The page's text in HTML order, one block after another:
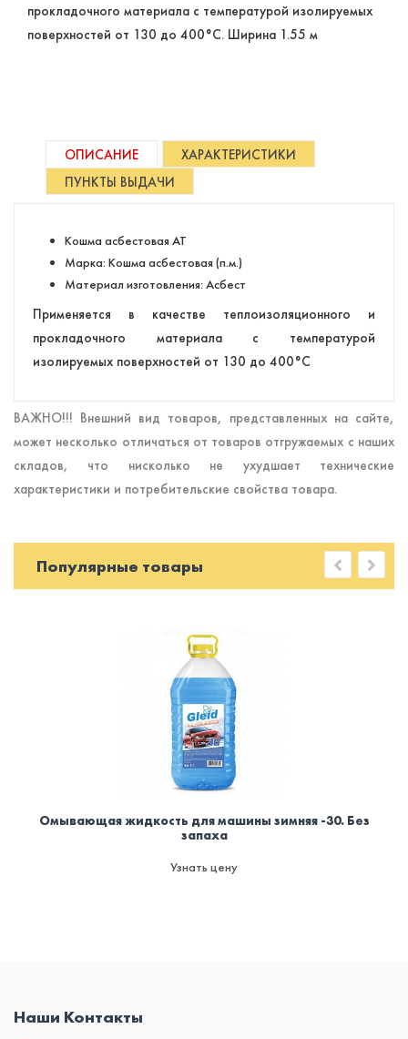
прокладочного материала с температурой изолируемых
поверхностей от 130 до 400°С. Ширина 1.55 м
ОПИСАНИЕ
ХАРАКТЕРИСТИКИ
ПУНКТЫ ВЫДАЧИ
Кошма асбестовая АТ
Марка: Кошма асбестовая (п.м.)
Материал изготовления: Асбест
Применяется в качестве теплоизоляционного и
прокладочного материала с температурой
изолируемых поверхностей от 130 до 400°С
ВАЖНО!!! Внешний вид товаров, представленных на сайте,
может несколько отличаться от товаров отгружаемых с наших
складов, что нисколько не ухудшает технические
характеристики и потребительские свойства товара.
Популярные товары
Омывающая жидкость для машины зимняя -30. Без
запаха
Узнать цену
Наши Контакты